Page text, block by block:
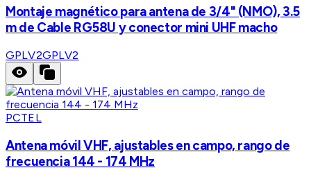
Montaje magnético para antena de 3/4" (NMO), 3.5
m de Cable RG58U y conector mini UHF macho
GPLV2GPLV2
PCTEL
Antena móvil VHF, ajustables en campo, rango de
frecuencia 144 - 174 MHz